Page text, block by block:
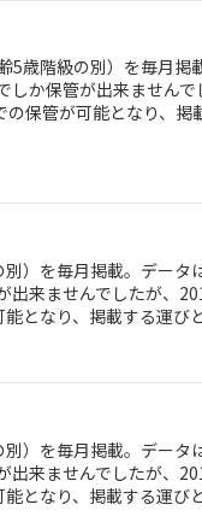
5歳階級の別）を毎月掲
しか保管が出来ません
保管が可能となり、掲
）を毎月掲載。データ
出来ませんでしたが、
となり、掲載する運び
）を毎月掲載。データ
出来ませんでしたが、
となり、掲載する運び